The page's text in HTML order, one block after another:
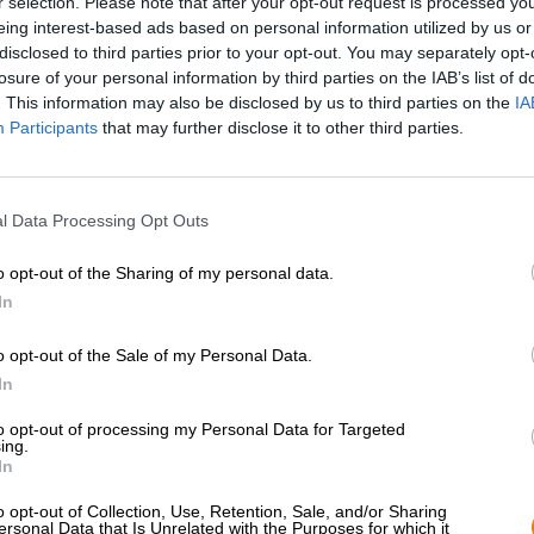
interest-based ads based on personal information utilized by us
to third parties prior to your opt-out. You may separately
of your personal information by third parties on the IAB’s list of
This information may also be disclosed by us to third parties on the
Participants that may further disclose it to other third parties.
Data Processing Opt Outs
opt-out of the Sharing of my personal data.
opt-out of the Sale of my Personal Data.
opt-out of processing my Personal Data for Targeted
opt-out of Collection, Use, Retention, Sale, and/or Sharing
Data that Is Unrelated with the Purposes for which it
* Prijzen zijn inclusief wettelijke BTW. PlusScheepvaart plus
* Prijzen zijn inclusief accijns
Omschrijving Beoordelingen (0)
Naast bier heeft brouwerij Pinta nog een andere grote
perfect gecombineerd worden. Je kunt verre landen
brouwtradities, naar de hopteeltgebieden van de
selecteren, in contact komen met gelijkgestemden uit
smeden. Brouwerij Pinta heeft al deze mogelijkheden
en functioneert niet alleen als brouwerij, maar ook als
series verkent het Poolse team de
hop en mout.
Voor Hazy Discovery Sydney werkte Pinta samen met
ontmoetten de Australische brouwerij tijdens de
Samen creëerden ze een krachtige Hazy IPA met Citra-
Uniek aan dit bier is de brouwtechniek die One Drop
innovatieve techniek waarbij alle gist na de eerste